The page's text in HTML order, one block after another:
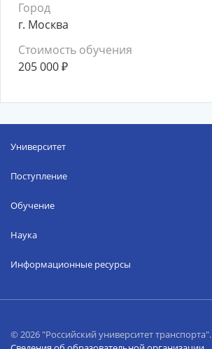
Город
г. Москва
Стоимость обучения
205 000₽
Университет
Поступление
Обучение
Наука
Информационные ресурсы
© 2026 "Российский университет транспорта".